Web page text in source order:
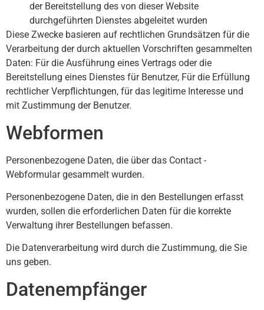
der Bereitstellung des von dieser Website
durchgeführten Dienstes abgeleitet wurden
Diese Zwecke basieren auf rechtlichen Grundsätzen für die
Verarbeitung der durch aktuellen Vorschriften gesammelten
Daten: Für die Ausführung eines Vertrags oder die
Bereitstellung eines Dienstes für Benutzer, Für die Erfüllung
rechtlicher Verpflichtungen, für das legitime Interesse und
mit Zustimmung der Benutzer.
Webformen
Personenbezogene Daten, die über das Contact -
Webformular gesammelt wurden.
Personenbezogene Daten, die in den Bestellungen erfasst
wurden, sollen die erforderlichen Daten für die korrekte
Verwaltung ihrer Bestellungen befassen.
Die Datenverarbeitung wird durch die Zustimmung, die Sie
uns geben.
Datenempfänger